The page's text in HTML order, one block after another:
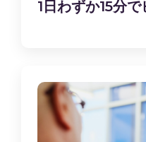
1日わずか15分